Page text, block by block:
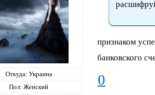
Откуда: Украина
Пол: Женский
признаком
банковского
0